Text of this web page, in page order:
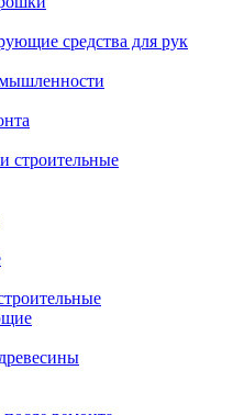
средства для рук
строительные